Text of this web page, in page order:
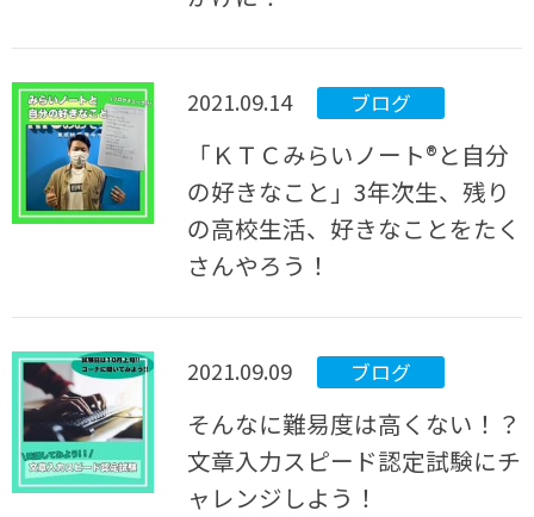
2021.09.14 ブログ
「ＫＴＣみらいノート®と自分
の好きなこと」3年次生、残り
の高校生活、好きなことをたく
さんやろう！
2021.09.09 ブログ
そんなに難易度は高くない！？
文章入力スピード認定試験にチ
ャレンジしよう！